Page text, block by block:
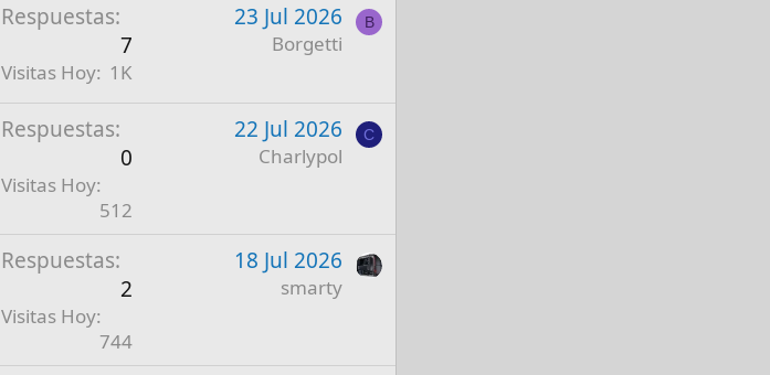
Respuestas
7
Visitas Hoy 1K
23 Jul 2026
Borgetti
B
Respuestas
0
Visitas Hoy
512
22 Jul 2026
Charlypol
C
Respuestas
2
Visitas Hoy
744
18 Jul 2026
smarty